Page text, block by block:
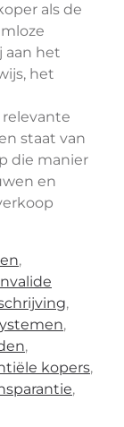
als de
aan het
het
staat van
die manier
en
,
,
,
,
kopers,
,